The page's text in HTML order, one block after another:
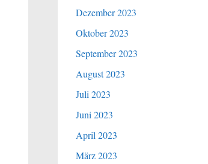
Dezember 2023
Oktober 2023
September 2023
August 2023
Juli 2023
Juni 2023
April 2023
März 2023